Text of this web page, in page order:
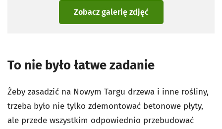
Zobacz galerię zdjęć
To nie było łatwe zadanie
Żeby zasadzić na Nowym Targu drzewa i inne rośliny,
trzeba było nie tylko zdemontować betonowe płyty,
ale przede wszystkim odpowiednio przebudować